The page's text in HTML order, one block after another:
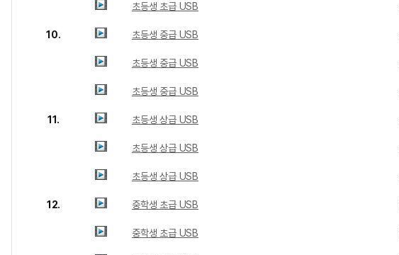
초등생 초급 USB
10. 초등생 중급 USB
초등생 중급 USB
초등생 중급 USB
11. 초등생 상급 USB
초등생 상급 USB
초등생 상급 USB
12. 중학생 초급 USB
중학생 초급 USB